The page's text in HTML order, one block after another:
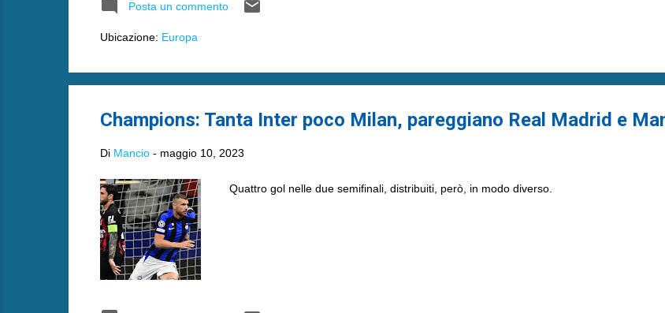
Posta un commento
Ubicazione: Europa
Champions: Tanta Inter poco Milan, pareggiano Real Madrid e
Di Mancio - maggio 10, 2023
Quattro gol nelle due semifinali, distribuiti, però, in modo diverso.